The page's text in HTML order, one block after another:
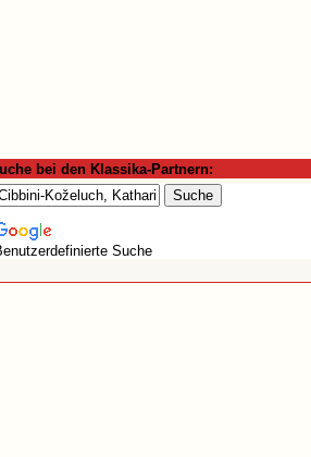
bei den Klassika-Partnern:
Suche